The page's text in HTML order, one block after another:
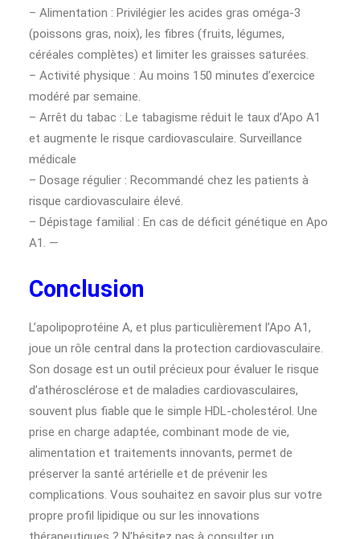
– Alimentation : Privilégier les acides gras oméga-3
(poissons gras, noix), les fibres (fruits, légumes,
céréales complètes) et limiter les graisses saturées.
– Activité physique : Au moins 150 minutes d’exercice
modéré par semaine.
– Arrêt du tabac : Le tabagisme réduit le taux d’Apo A1
et augmente le risque cardiovasculaire. Surveillance
médicale
– Dosage régulier : Recommandé chez les patients à
risque cardiovasculaire élevé.
– Dépistage familial : En cas de déficit génétique en Apo
A1. —
Conclusion
L’apolipoprotéine A, et plus particulièrement l’Apo A1,
joue un rôle central dans la protection cardiovasculaire.
Son dosage est un outil précieux pour évaluer le risque
d’athérosclérose et de maladies cardiovasculaires,
souvent plus fiable que le simple HDL-cholestérol. Une
prise en charge adaptée, combinant mode de vie,
alimentation et traitements innovants, permet de
préserver la santé artérielle et de prévenir les
complications. Vous souhaitez en savoir plus sur votre
propre profil lipidique ou sur les innovations